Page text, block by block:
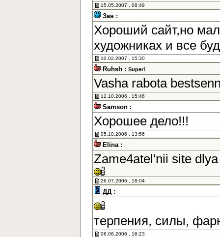
15.05.2007 , 08:49
Зая :
Хороший сайт,но
художниках и все
10.02.2007 , 15:30
Ruhsh : Super!
Vasha rabota
12.10.2006 , 15:46
Samson :
Хорошее дело!!!
05.10.2006 , 13:56
Elina :
Zame4atel'nii site
26.07.2006 , 18:04
ДД :
терпения, силы,
06.06.2006 , 16:23